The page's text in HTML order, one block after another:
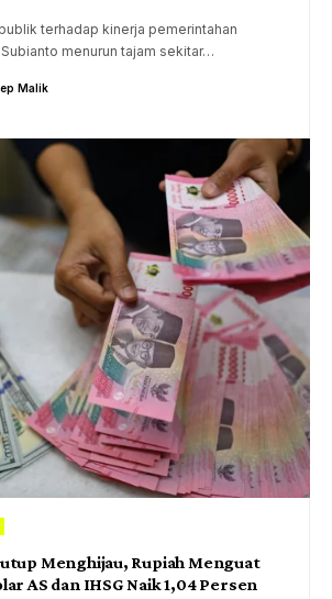
terhadap kinerja pemerintahan
menurun tajam sekitar…
Malik
Menghijau, Rupiah Menguat
AS dan IHSG Naik 1,04 Persen